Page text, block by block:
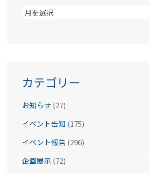
ア
カテゴリー
お知らせ (27)
イベント告知 (175)
イベント報告 (296)
企画展示(72)